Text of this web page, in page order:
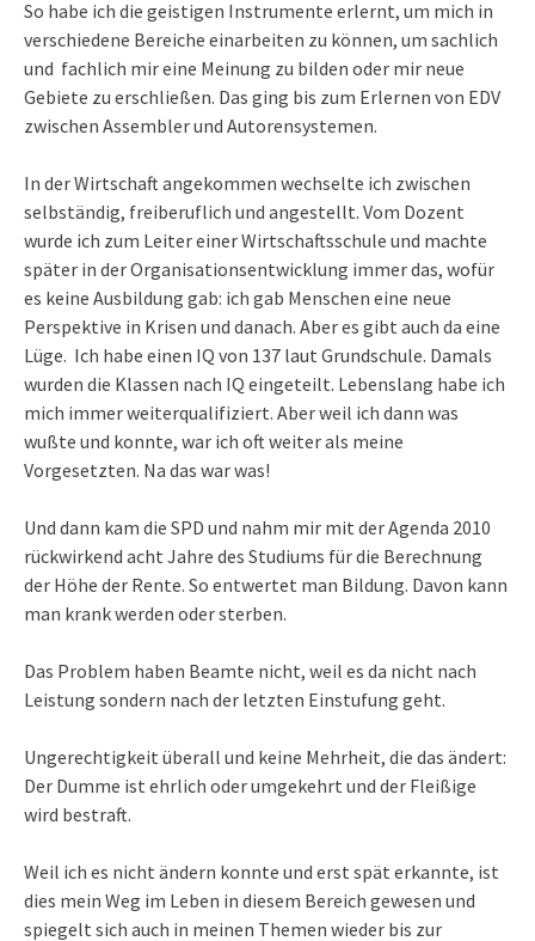
So habe ich die geistigen Instrumente erlernt, um mich in
verschiedene Bereiche einarbeiten zu können, um sachlich
und fachlich mir eine Meinung zu bilden oder mir neue
Gebiete zu erschließen. Das ging bis zum Erlernen von EDV
zwischen Assembler und Autorensystemen.
In der Wirtschaft angekommen wechselte ich zwischen
selbständig, freiberuflich und angestellt. Vom Dozent
wurde ich zum Leiter einer Wirtschaftsschule und machte
später in der Organisationsentwicklung immer das, wofür
es keine Ausbildung gab: ich gab Menschen eine neue
Perspektive in Krisen und danach. Aber es gibt auch da eine
Lüge. Ich habe einen IQ von 137 laut Grundschule. Damals
wurden die Klassen nach IQ eingeteilt. Lebenslang habe ich
mich immer weiterqualifiziert. Aber weil ich dann was
wußte und konnte, war ich oft weiter als meine
Vorgesetzten. Na das war was!
Und dann kam die SPD und nahm mir mit der Agenda 2010
rückwirkend acht Jahre des Studiums für die Berechnung
der Höhe der Rente. So entwertet man Bildung. Davon kann
man krank werden oder sterben.
Das Problem haben Beamte nicht, weil es da nicht nach
Leistung sondern nach der letzten Einstufung geht.
Ungerechtigkeit überall und keine Mehrheit, die das ändert:
Der Dumme ist ehrlich oder umgekehrt und der Fleißige
wird bestraft.
Weil ich es nicht ändern konnte und erst spät erkannte, ist
dies mein Weg im Leben in diesem Bereich gewesen und
spiegelt sich auch in meinen Themen wieder bis zur